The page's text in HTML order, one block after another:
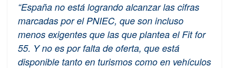
“España no está logrando alcanzar las cifras
marcadas por el PNIEC, que son incluso
menos exigentes que las que plantea el Fit for
55. Y no es por falta de oferta, que está
disponible tanto en turismos como en vehículos